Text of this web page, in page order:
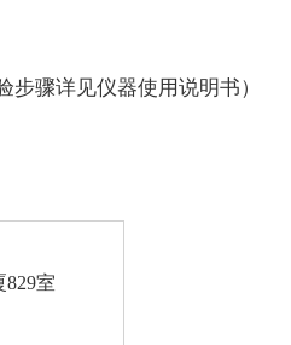
骤详见仪器使用说明书）
室